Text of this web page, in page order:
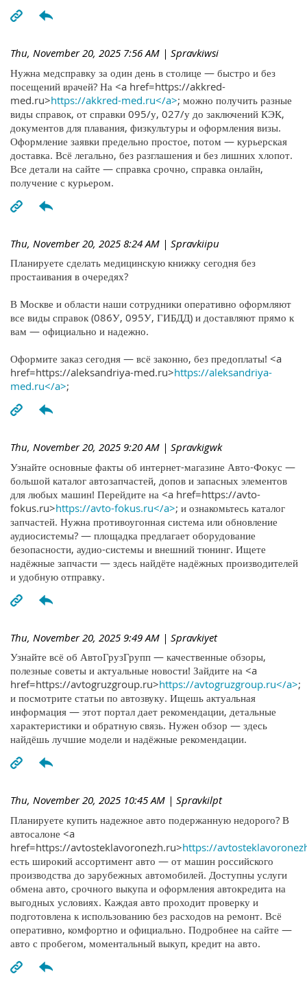
Thu, November 20, 2025 7:56 AM | Spravkiwsi
Нужна медсправку за один день в столице — быстро и без
посещений врачей? На <a href=https://akkred-
med.ru>https://akkred-med.ru</a>; можно получить разные
виды справок, от справки 095/у, 027/у до заключений КЭК,
документов для плавания, физкультуры и оформления визы.
Оформление заявки предельно простое, потом — курьерская
доставка. Всё легально, без разглашения и без лишних хлопот.
Все детали на сайте — справка срочно, справка онлайн,
получение с курьером.
Thu, November 20, 2025 8:24 AM | Spravkiipu
Планируете сделать медицинскую книжку сегодня без
простаивания в очередях?
В Москве и области наши сотрудники оперативно оформляют
все виды справок (086У, 095У, ГИБДД) и доставляют прямо к
вам — официально и надежно.
Оформите заказ сегодня — всё законно, без предоплаты! <a
href=https://aleksandriya-med.ru>https://aleksandriya-
med.ru</a>;
Thu, November 20, 2025 9:20 AM | Spravkigwk
Узнайте основные факты об интернет-магазине Авто-Фокус —
большой каталог автозапчастей, допов и запасных элементов
для любых машин! Перейдите на <a href=https://avto-
fokus.ru>https://avto-fokus.ru</a>; и ознакомьтесь каталог
запчастей. Нужна противоугонная система или обновление
аудиосистемы? — площадка предлагает оборудование
безопасности, аудио-системы и внешний тюнинг. Ищете
надёжные запчасти — здесь найдёте надёжных производителей
и удобную отправку.
Thu, November 20, 2025 9:49 AM | Spravkiyet
Узнайте всё об АвтоГрузГрупп — качественные обзоры,
полезные советы и актуальные новости! Зайдите на <a
href=https://avtogruzgroup.ru>https://avtogruzgroup.ru</a>;
и посмотрите статьи по автозвуку. Ищешь актуальная
информация — этот портал дает рекомендации, детальные
характеристики и обратную связь. Нужен обзор — здесь
найдёшь лучшие модели и надёжные рекомендации.
Thu, November 20, 2025 10:45 AM | Spravkilpt
Планируете купить надежное авто подержанную недорого? В
автосалоне <a
href=https://avtosteklavoronezh.ru>https://
есть широкий ассортимент авто — от машин российского
производства до зарубежных автомобилей. Доступны услуги
обмена авто, срочного выкупа и оформления автокредита на
выгодных условиях. Каждая авто проходит проверку и
подготовлена к использованию без расходов на ремонт. Всё
оперативно, комфортно и официально. Подробнее на сайте —
авто с пробегом, моментальный выкуп, кредит на авто.